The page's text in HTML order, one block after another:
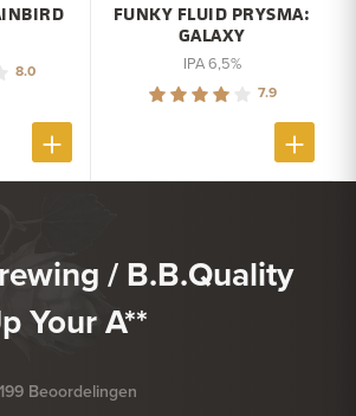
8.0
FUNKY FLUID PRYSMA:
GALAXY
IPA 6,5%
7.9
/ B.B.Quality
Your A**
199 Beoordelingen